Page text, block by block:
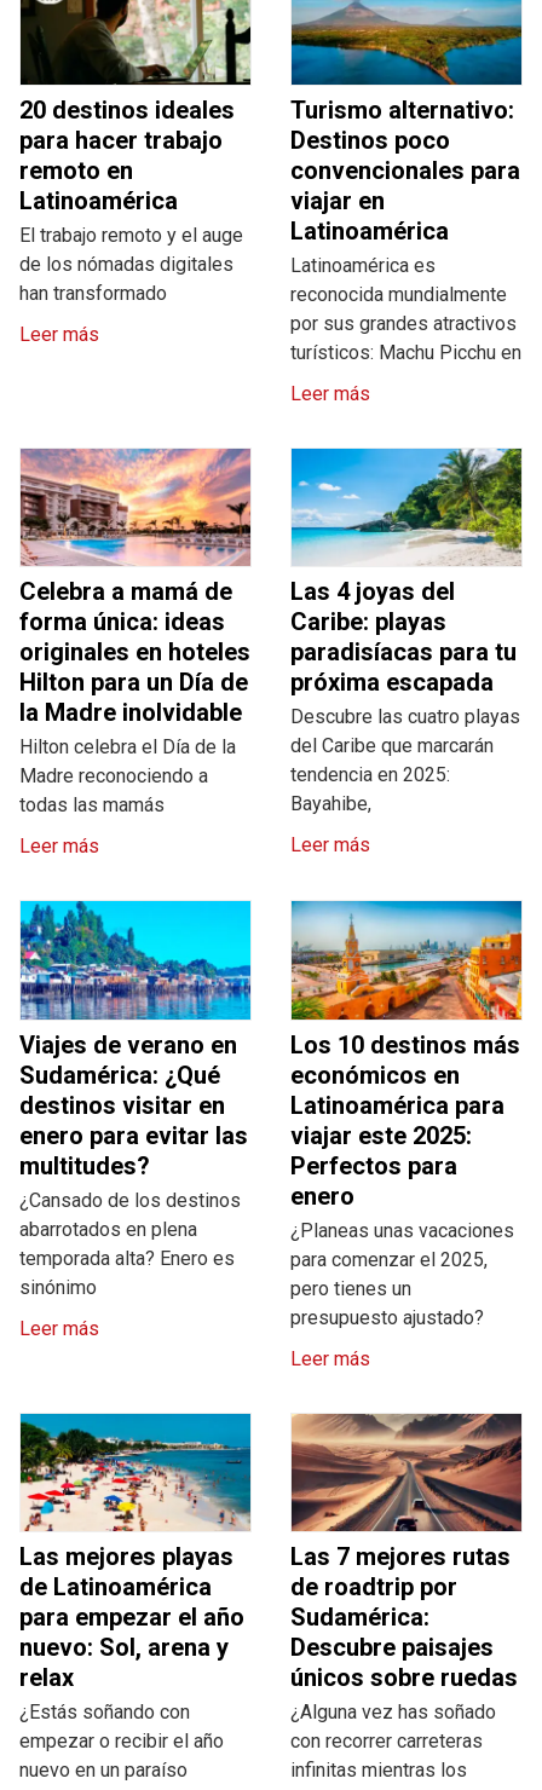
20 destinos ideales
para hacer trabajo
remoto en
Latinoamérica
El trabajo remoto y el auge
de los nómadas digitales
han transformado
Leer más
Turismo alternativo:
Destinos poco
convencionales para
viajar en
Latinoamérica
Latinoamérica es
reconocida mundialmente
por sus grandes atractivos
turísticos: Machu Picchu en
Leer más
Celebra a mamá de
forma única: ideas
originales en hoteles
Hilton para un Día de
la Madre inolvidable
Hilton celebra el Día de la
Madre reconociendo a
todas las mamás
Leer más
Las 4 joyas del
Caribe: playas
paradisíacas para tu
próxima escapada
Descubre las cuatro playas
del Caribe que marcarán
tendencia en 2025:
Bayahibe,
Leer más
Viajes de verano en
Sudamérica: ¿Qué
destinos visitar en
enero para evitar las
multitudes?
¿Cansado de los destinos
abarrotados en plena
temporada alta? Enero es
sinónimo
Leer más
Los 10 destinos más
económicos en
Latinoamérica para
viajar este 2025:
Perfectos para
enero
¿Planeas unas vacaciones
para comenzar el 2025,
pero tienes un
presupuesto ajustado?
Leer más
Las mejores playas
de Latinoamérica
para empezar el año
nuevo: Sol, arena y
relax
¿Estás soñando con
empezar o recibir el año
nuevo en un paraíso
Las 7 mejores rutas
de roadtrip por
Sudamérica:
Descubre paisajes
únicos sobre ruedas
¿Alguna vez has soñado
con recorrer carreteras
infinitas mientras los